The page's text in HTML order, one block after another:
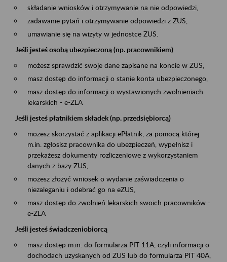
składanie wniosków i otrzymywanie na nie odpowiedzi,
zadawanie pytań i otrzymywanie odpowiedzi z ZUS,
umawianie się na wizyty w jednostce ZUS.
Jeśli jesteś osobą ubezpieczoną (np. pracownikiem)
możesz sprawdzić swoje dane zapisane na koncie w ZUS,
masz dostęp do informacji o stanie konta ubezpieczonego,
masz dostęp do informacji o wystawionych zwolnieniach
lekarskich - e-ZLA
Jeśli jesteś płatnikiem składek (np. przedsiębiorcą)
możesz skorzystać z aplikacji ePłatnik, za pomocą której
m.in. zgłosisz pracownika do ubezpieczeń, wypełnisz i
przekażesz dokumenty rozliczeniowe z wykorzystaniem
danych z bazy ZUS,
możesz złożyć wniosek o wydanie zaświadczenia o
niezaleganiu i odebrać go na eZUS,
masz dostęp do zwolnień lekarskich swoich pracowników -
e-ZLA
Jeśli jesteś świadczeniobiorcą
masz dostęp m.in. do formularza PIT 11A, czyli informacji o
dochodach uzyskanych od ZUS lub do formularza PIT 40A,